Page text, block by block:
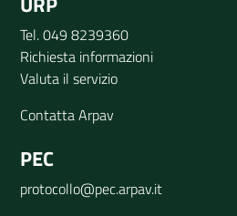
Tel. 049 8239360
Richiesta informazioni
Valuta il servizio
Contatta Arpav
PEC
protocollo@pec.arpav.it